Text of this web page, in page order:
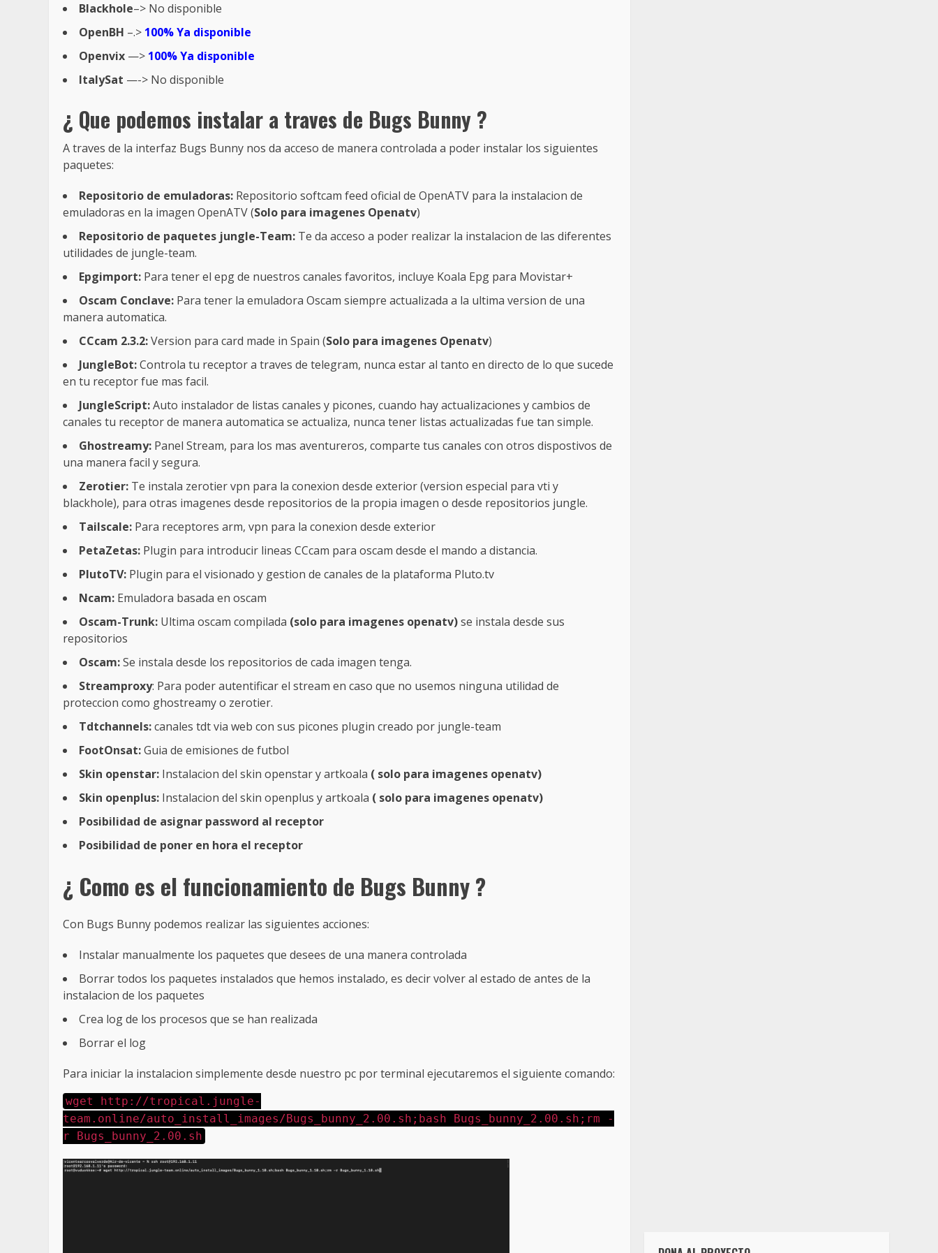
Blackhole–> No disponible
OpenBH –.> 100% Ya disponible
Openvix —> 100% Ya disponible
ItalySat —-> No disponible
¿ Que podemos instalar a traves de Bugs Bunny ?
A traves de la interfaz Bugs Bunny nos da acceso de manera controlada a poder instalar los siguientes
paquetes:
Repositorio de emuladoras: Repositorio softcam feed oficial de OpenATV para la instalacion de
emuladoras en la imagen OpenATV (Solo para imagenes Openatv)
Repositorio de paquetes jungle-Team: Te da acceso a poder realizar la instalacion de las diferentes
utilidades de jungle-team.
Epgimport: Para tener el epg de nuestros canales favoritos, incluye Koala Epg para Movistar+
Oscam Conclave: Para tener la emuladora Oscam siempre actualizada a la ultima version de una
manera automatica.
CCcam 2.3.2:Version para card made in Spain (Solo para imagenes Openatv)
JungleBot:Controla tu receptor a traves de telegram, nunca estar al tanto en directo de lo que sucede
en tu receptor fue mas facil.
JungleScript:Auto instalador de listas canales y picones, cuando hay actualizaciones y cambios de
canales tu receptor de manera automatica se actualiza, nunca tener listas actualizadas fue tan simple.
Ghostreamy: Panel Stream, para los mas aventureros, comparte tus canales con otros dispostivos de
una manera facil y segura.
Zerotier: Te instala zerotier vpn para la conexion desde exterior (version especial para vti y
blackhole), para otras imagenes desde repositorios de la propia imagen o desde repositorios jungle.
Tailscale: Para receptores arm, vpn para la conexion desde exterior
PetaZetas: Plugin para introducir lineas CCcam para oscam desde el mando a distancia.
PlutoTV: Plugin para el visionado y gestion de canales de la plataforma Pluto.tv
Ncam: Emuladora basada en oscam
Oscam-Trunk: Ultima oscam compilada (solo para imagenes openatv)se instala desde sus
repositorios
Oscam:Se instala desde los repositorios de cada imagen tenga.
Streamproxy: Para poder autentificar el stream en caso que no usemos ninguna utilidad de
proteccion como ghostreamy o zerotier.
Tdtchannels:canales tdt via web con sus picones plugin creado por jungle-team
FootOnsat:Guia de emisiones de futbol
Skin openstar: Instalacion del skin openstar y artkoala ( solo para imagenes openatv)
Skin openplus: Instalacion del skin openplus y artkoala ( solo para imagenes openatv)
Posibilidad de asignar password al receptor
Posibilidad de poner en hora el receptor
¿ Como es el funcionamiento de Bugs Bunny ?
Con Bugs Bunny podemos realizar las siguientes acciones:
Instalar manualmente los paquetes que desees de una manera controlada
Borrar todos los paquetes instalados que hemos instalado, es decir volver al estado de antes de la
instalacion de los paquetes
Crea log de los procesos que se han realizada
Borrar el log
Para iniciar la instalacion simplemente desde nuestro pc por terminal ejecutaremos el siguiente comando:
wget http://tropical.jungle-
team.online/auto_install_images/Bugs_bunny_2.00.sh;bash Bugs_bunny_2.00.sh;rm -
r Bugs_bunny_2.00.sh